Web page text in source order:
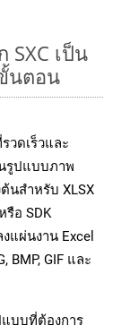
SXC เป็น
นตอน
วดเร็วและ
รูปแบบภาพ
นสำหรับ XLSX
รือ SDK
แผ่นงาน Excel
BMP, GIF และ
บบที่ต้องการ